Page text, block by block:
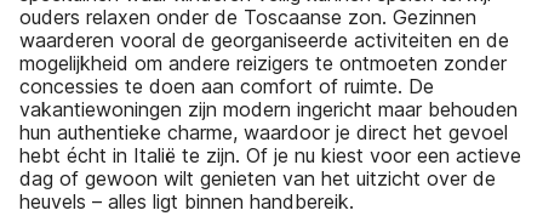
ouders relaxen onder de Toscaanse zon. Gezinnen
waarderen vooral de georganiseerde activiteiten en de
mogelijkheid om andere reizigers te ontmoeten zonder
concessies te doen aan comfort of ruimte. De
vakantiewoningen zijn modern ingericht maar behouden
hun authentieke charme, waardoor je direct het gevoel
hebt écht in Italië te zijn. Of je nu kiest voor een actieve
dag of gewoon wilt genieten van het uitzicht over de
heuvels – alles ligt binnen handbereik.